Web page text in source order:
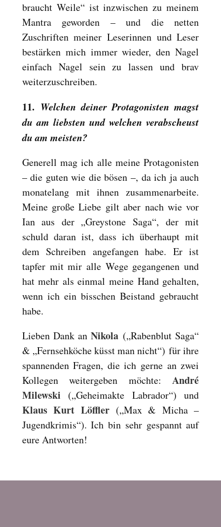
braucht Weile“ ist inzwischen zu meinem
Mantra geworden – und die netten
Zuschriften meiner Leserinnen und Leser
bestärken mich immer wieder, den Nagel
einfach Nagel sein zu lassen und brav
weiterzuschreiben.
11. Welchen deiner Protagonisten magst
du am liebsten und welchen verabscheust
du am meisten?
Generell mag ich alle meine Protagonisten
– die guten wie die bösen –, da ich ja auch
monatelang mit ihnen zusammenarbeite.
Meine große Liebe gilt aber nach wie vor
Ian aus der „Greystone Saga“, der mit
schuld daran ist, dass ich überhaupt mit
dem Schreiben angefangen habe. Er ist
tapfer mit mir alle Wege gegangenen und
hat mehr als einmal meine Hand gehalten,
wenn ich ein bisschen Beistand gebraucht
habe.
Lieben Dank anNikola („Rabenblut Saga“
& „Fernsehköche küsst man nicht“) für ihre
spannenden Fragen, die ich gerne an zwei
Kollegen weitergeben möchte:André
Milewski
(„Geheimakte Labrador“) und
Klaus Kurt Löffler(„Max & Micha –
Jugendkrimis“). Ich bin sehr gespannt auf
eure Antworten!